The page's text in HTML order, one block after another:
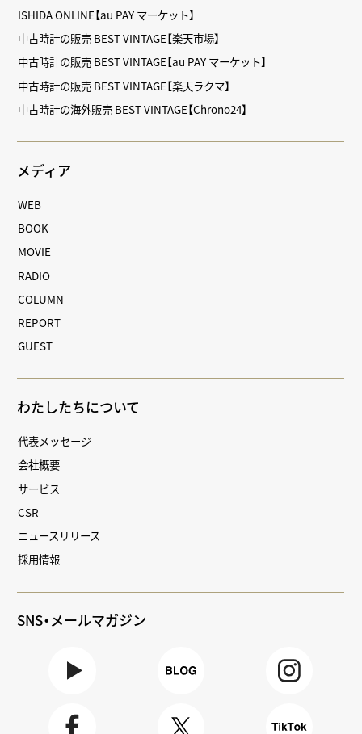
ISHIDA ONLINE【au PAY マーケット】
中古時計の販売 BEST VINTAGE【楽天市場】
中古時計の販売 BEST VINTAGE【au PAY マーケット】
中古時計の販売 BEST VINTAGE【楽天ラクマ】
中古時計の海外販売 BEST VINTAGE【Chrono24】
メディア
WEB
BOOK
MOVIE
RADIO
COLUMN
REPORT
GUEST
わたしたちについて
代表メッセージ
会社概要
サービス
CSR
ニュースリリース
採用情報
SNS・メールマガジン